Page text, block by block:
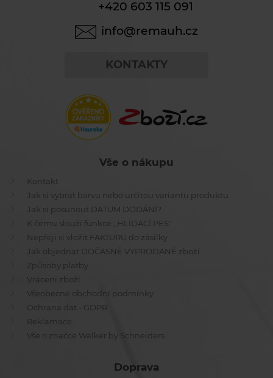
+420 603 115 091
info@remauh.cz
KONTAKTY
Vše o nákupu
Kontakt
Jak si vybrat barvu nebo určitou variantu produktu
Jak si posunout DATUM DODÁNÍ?
K čemu slouží funkce ,,HLÍDACÍ PES"
Nepřeji si vložit FAKTURU do zásilky
Jak objednat DOČASNĚ VYPRODANÉ zboží
Způsoby platby
Vrácení zboží
Všeobecné obchodní podmínky
Ochrana dat - GDPR
Reklamace
Vše o značce Walker by Schneiders
Doprava